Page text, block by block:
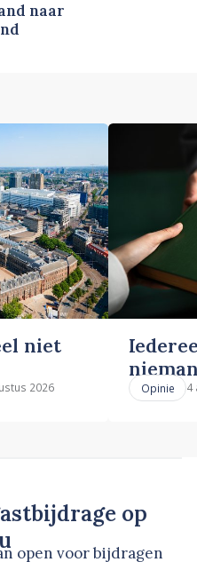
naar
niet
2026 Opinie 4
op
open voor bijdragen